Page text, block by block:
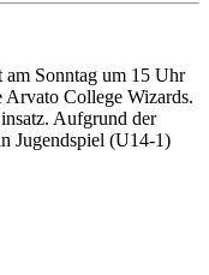
am Sonntag um 15 Uhr
College Wizards.
Aufgrund der
Jugendspiel (U14-1)